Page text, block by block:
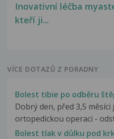
Inovativní léčba
kteří ji...
VÍCE DOTAZŮ Z PORADNY
Bolest tibie po odběru
Dobrý den, před 3,5 měsíci
ortopedickou operaci -
Bolest tlak v důlku pod